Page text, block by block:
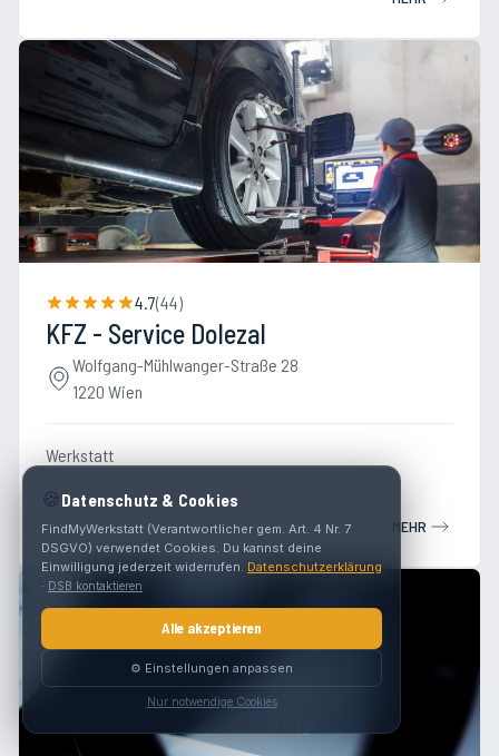
4.7(44)
KFZ - Service Dolezal
Wolfgang-Mühlwanger-Straße 28
1220 Wien
Werkstatt
MEHR
🍪Datenschutz & Cookies
FindMyWerkstatt (Verantwortlicher gem. Art. 4 Nr. 7
DSGVO) verwendet Cookies. Du kannst deine
Einwilligung jederzeit widerrufen. Datenschutzerklärung
· DSB kontaktieren
Alle akzeptieren
⚙️ Einstellungen anpassen
Nur notwendige Cookies